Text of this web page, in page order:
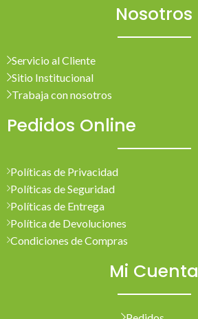
Nosotros
Servicio al Cliente
Sitio Institucional
Trabaja con nosotros
Pedidos Online
Políticas de Privacidad
Políticas de Seguridad
Políticas de Entrega
Política de Devoluciones
Condiciones de Compras
Mi Cuenta